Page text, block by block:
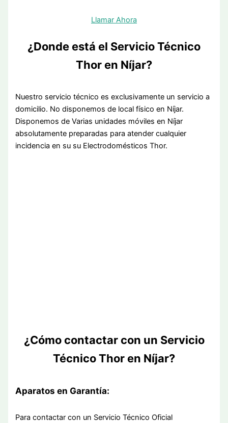
Llamar Ahora
¿Donde está el Servicio Técnico
Thor en Níjar?
Nuestro servicio técnico es exclusivamente un servicio a
domicilio. No disponemos de local físico en Níjar.
Disponemos de Varias unidades móviles en Níjar
absolutamente preparadas para atender cualquier
incidencia en su su Electrodomésticos Thor.
¿Cómo contactar con un Servicio
Técnico Thor en Níjar?
Aparatos en Garantía:
Para contactar con un Servicio Técnico Oficial